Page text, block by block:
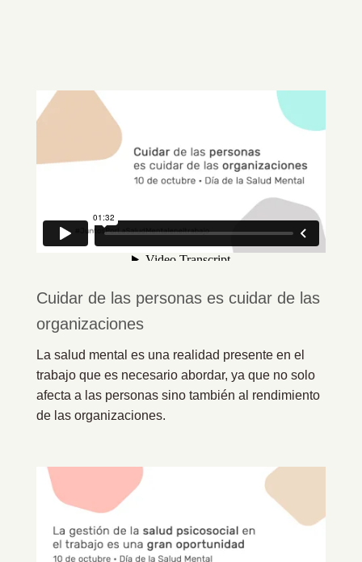
Cuidar de las personas es cuidar de las
organizaciones
La salud mental es una realidad presente en el
trabajo que es necesario abordar, ya que no solo
afecta a las personas sino también al rendimiento
de las organizaciones.